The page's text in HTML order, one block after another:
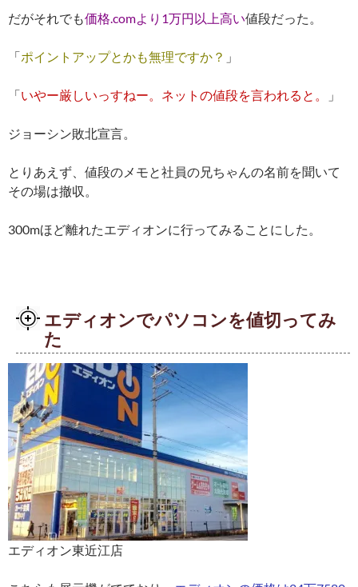
だがそれでも価格.comより1万円以上高い値段だった。
「ポイントアップとかも無理ですか？ 」
「いやー厳しいっすねー。ネットの値段を言われると。 」
ジョーシン敗北宣言。
とりあえず、値段のメモと社員の兄ちゃんの名前を聞いて
その場は撤収。
300mほど離れたエディオンに行ってみることにした。
エディオンでパソコンを値切ってみ
た
エディオン東近江店